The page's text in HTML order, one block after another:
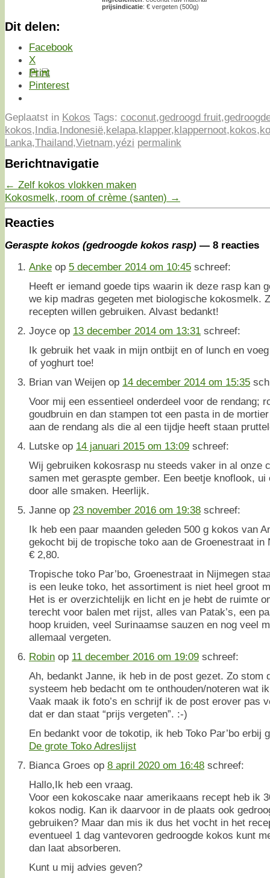
prijsindicatie: € vergeten (500g)
Dit delen:
Facebook
X
Print
Pinterest
Geplaatst in Kokos Tags: coconut,gedroogd fruit,
kokos,India,Indonesië,kelapa,klapper,klappernoot,kokos,
Lanka,Thailand,Vietnam,yézi permalink
Berichtnavigatie
← Zelf kokos vlokken maken
Kokosmelk, room of crème (santen) →
Reacties
Geraspte kokos (gedroogde kokos rasp) — 8 reacties
Anke op 5 december 2014 om 10:45 schreef:
Heeft er iemand goede tips waarin ik deze rasp kan
we kip madras gegeten met biologische kokosmelk.
recepten willen gebruiken. Alvast bedankt!
Joyce op 13 december 2014 om 13:31 schreef:
Ik gebruik het vaak in mijn ontbijt en of lunch en
of yoghurt toe!
Brian van Weijen op 14 december 2014 om 15:35
Voor mij een essentieel onderdeel voor de rendang;
goudbruin en dan stampen tot een pasta in de
aan de rendang als die al een tijdje heeft staan
Lutske op 14 januari 2015 om 13:09 schreef:
Wij gebruiken kokosrasp nu steeds vaker in al onze
samen met geraspte gember. Een beetje knoflook,
door alle smaken. Heerlijk.
Janne op 23 november 2016 om 19:38 schreef:
Ik heb een paar maanden geleden 500 g kokos van
gekocht bij de tropische toko aan de Groenestraat in
€ 2,80.
Tropische toko Par’bo, Groenestraat in Nijmegen
is een leuke toko, het assortiment is niet heel groot
Het is er overzichtelijk en licht en je hebt de ruimte
terecht voor balen met rijst, alles van Patak’s, een
hoop kruiden, veel Surinaamse sauzen en nog veel
allemaal vergeten.
Robin op 11 december 2016 om 19:09 schreef:
Ah, bedankt Janne, ik heb in de post gezet. Zo stom
systeem heb bedacht om te onthouden/noteren wat
Vaak maak ik foto’s en schrijf ik de post erover pas
dat er dan staat “prijs vergeten”. :-)
En bedankt voor de tokotip, ik heb Toko Par’bo erbij
De grote Toko Adreslijst
Bianca Groes op 8 april 2020 om 16:48 schreef:
Hallo,Ik heb een vraag.
Voor een kokoscake naar amerikaans recept heb ik
kokos nodig. Kan ik daarvoor in de plaats ook
gebruiken? Maar dan mis ik dus het vocht in het
eventueel 1 dag vantevoren gedroogde kokos kunt
dan laat absorberen.
Kunt u mij advies geven?